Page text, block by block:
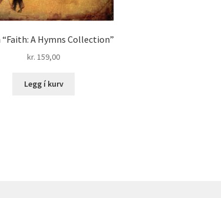
A Hymns Collection”
kr. 159,00
Legg í kurv